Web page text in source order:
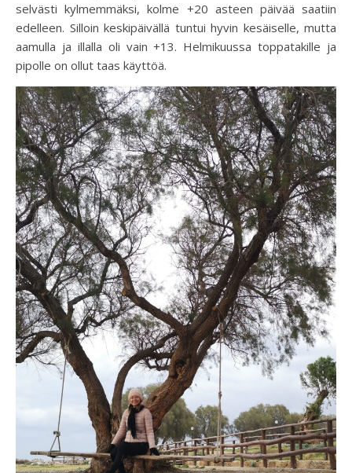
selvästi kylmemmäksi, kolme +20 asteen päivää saatiin
edelleen. Silloin keskipäivällä tuntui hyvin kesäiselle, mutta
aamulla ja illalla oli vain +13. Helmikuussa toppatakille ja
pipolle on ollut taas käyttöä.